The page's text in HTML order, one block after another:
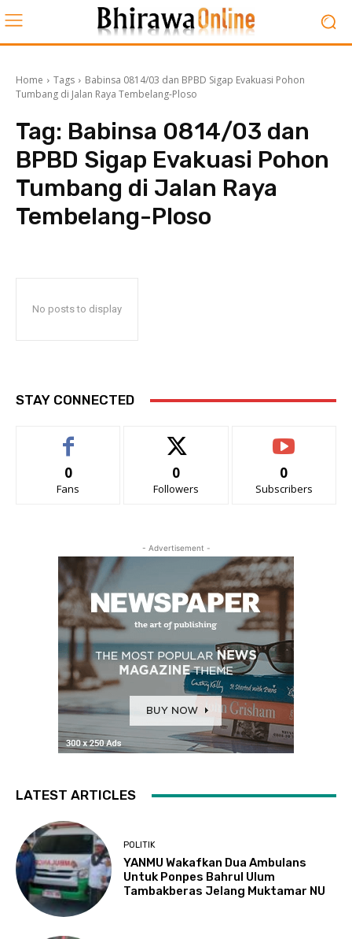
Home Tags
Babinsa 0814/03 dan BPBD Sigap Evakuasi Pohon
Tumbang di Jalan Raya Tembelang-Ploso
Tag: Babinsa 0814/03 dan
BPBD Sigap Evakuasi Pohon
Tumbang di Jalan Raya
Tembelang-Ploso
No posts to display
STAY CONNECTED
0
Fans
0
Followers
0
Subscribers
- Advertisement -
LATEST ARTICLES
POLITIK
YANMU Wakafkan Dua Ambulans
Untuk Ponpes Bahrul Ulum
Tambakberas Jelang Muktamar NU